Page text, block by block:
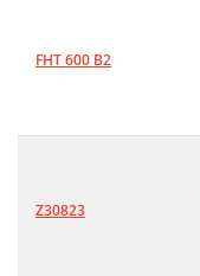
FHT 600 B2
Z30823